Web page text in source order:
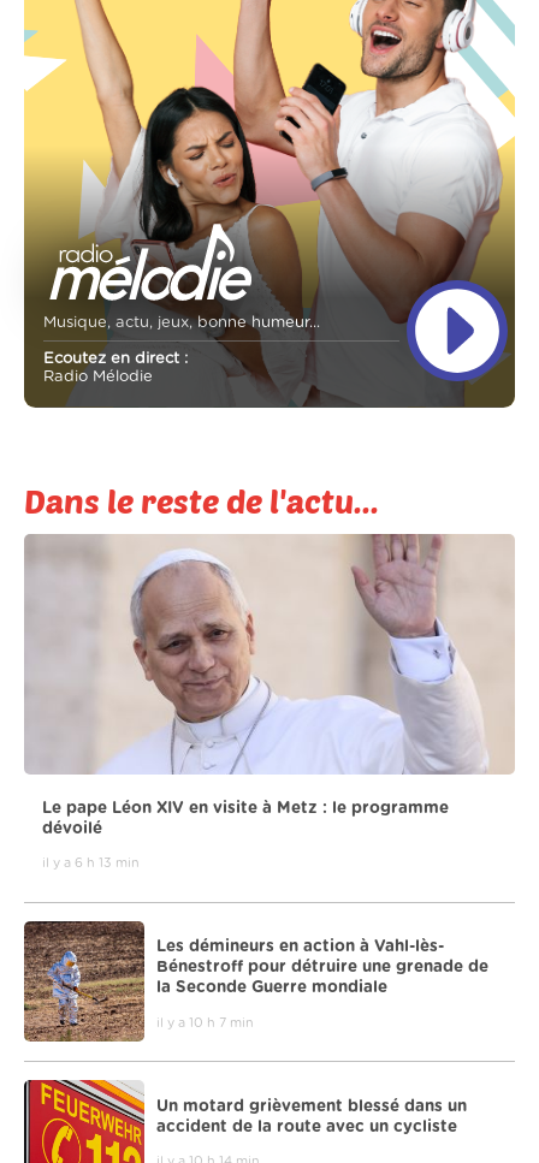
Musique, actu, jeux, bonne humeur...
Ecoutez en direct :
Radio Mélodie
Dans le reste de l'actu...
Le pape Léon XIV en visite à Metz : le programme
dévoilé
il y a 6 h 13 min
Les démineurs en action à Vahl-lès-
Bénestroff pour détruire une grenade de
la Seconde Guerre mondiale
il y a 10 h 7 min
Un motard grièvement blessé dans un
accident de la route avec un cycliste